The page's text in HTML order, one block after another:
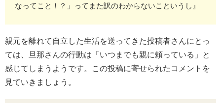
なってこと！？」ってまた訳のわからないこというし』
親元を離れて自立した生活を送ってきた投稿者さんにとっ
ては、旦那さんの行動は「いつまでも親に頼っている」と
感じてしまうようです。この投稿に寄せられたコメントを
見ていきましょう。